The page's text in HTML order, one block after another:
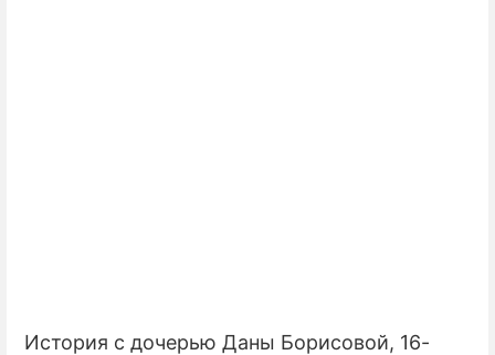
История с дочерью Даны Борисовой, 16-